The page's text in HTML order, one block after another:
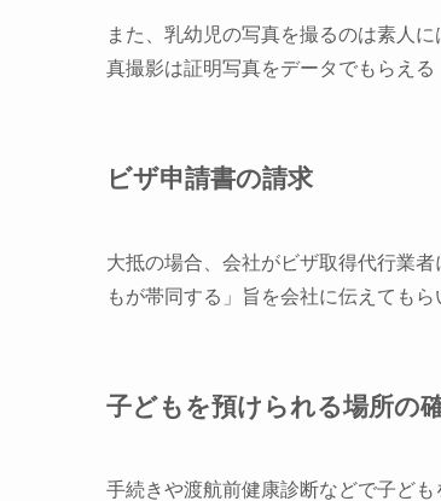
また、乳幼児の写真を撮るのは素人
真撮影は証明写真をデータでもらえる
ビザ申請書の請求
大抵の場合、会社がビザ取得代行業
もが帯同する」旨を会社に伝えても
子どもを預けられる場所の
手続きや渡航前健康診断などで子ども